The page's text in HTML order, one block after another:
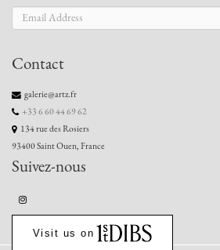
Contact
galerie@artz.fr
+33 6 60 44 69 62
134 rue des Rosiers
93400 Saint Ouen, France
Suivez-nous
Visit us on